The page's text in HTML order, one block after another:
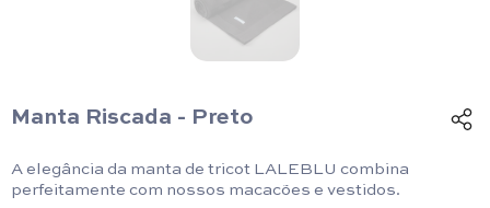
Manta Riscada - Preto
A elegância da manta de tricot LALEBLU combina
perfeitamente com nossos macacões e vestidos.